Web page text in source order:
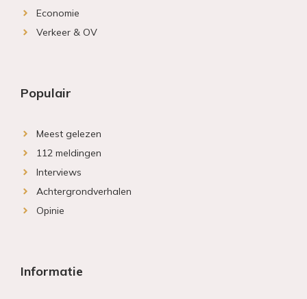
Economie
Verkeer & OV
Populair
Meest gelezen
112 meldingen
Interviews
Achtergrondverhalen
Opinie
Informatie